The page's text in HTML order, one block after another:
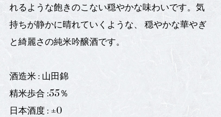
れるような飽きのこない穏やかな味わいです。気
持ちが静かに晴れていくような、 穏やかな華やぎ
と綺麗さの純米吟醸酒です。
酒造米 : 山田錦
精米歩合 :55％
日本酒度 : ±0